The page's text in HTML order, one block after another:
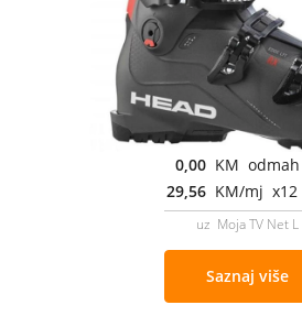
0,00 KM odmah
29,56 KM/mj x12
uz Moja TV Net L
Saznaj više